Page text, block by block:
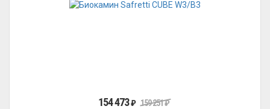
154 473₽ 159 251₽